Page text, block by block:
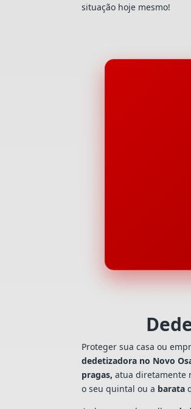
situação hoje mesmo!
Proteger sua casa ou
dedetizadora no Novo
pragas, atua diretamente
o seu quintal ou a barata